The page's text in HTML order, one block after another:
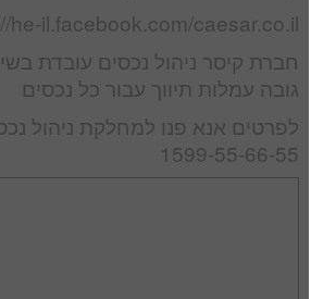
he-il.facebook.com/caesar.co.il
חברת קיסר ניהול נכסים עובדת
גובה עמלות תיווך עבור כל נכסים
לפרטים אנא פנו למחלקת ניהול
1599-55-66-55